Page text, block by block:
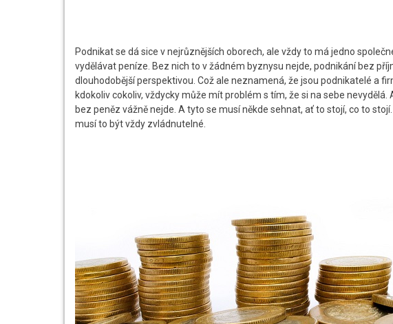
Podnikat se dá sice v nejrůznějších oborech, ale vždy to má jedno
vydělávat peníze. Bez nich to v žádném byznysu nejde, podnikání bez
dlouhodobější perspektivou. Což ale neznamená, že jsou podnikatelé a
kdokoliv cokoliv, vždycky může mít problém s tím, že si na sebe
bez peněz vážně nejde. A tyto se musí někde sehnat, ať to stojí, co to
musí to být vždy zvládnutelné.